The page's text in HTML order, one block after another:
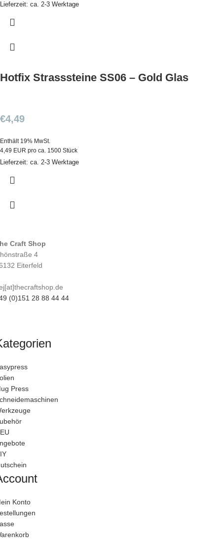
Lieferzeit: ca. 2-3 Werktage
Hotfix Strasssteine SS06 – Gold Glas
€4,49
Enthält 19% MwSt.
4,49 EUR pro ca. 1500 Stück
Lieferzeit: ca. 2-3 Werktage
Craft Shop
4
Eiterfeld
(0)151 28 88 44 44
Press
Konto